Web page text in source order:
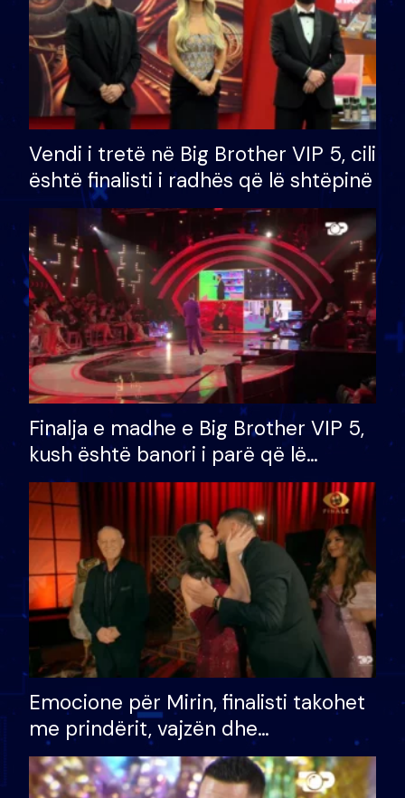
Vendi i tretë në Big Brother VIP 5, cili
është finalisti i radhës që lë shtëpinë
Finalja e madhe e Big Brother VIP 5,
kush është banori i parë që lë
shtëpinë dhe humb mundësinë për
të fituar çmimin e madh
Emocione për Mirin, finalisti takohet
me prindërit, vajzën dhe
bashkëshorten: S’kemi ndonjë letër
divorci apo jo?